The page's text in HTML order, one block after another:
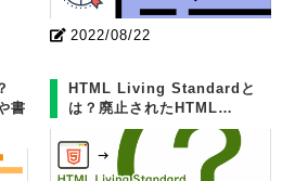
2022/08/22
書
HTML Living Standardと
は？廃止されたHTML…